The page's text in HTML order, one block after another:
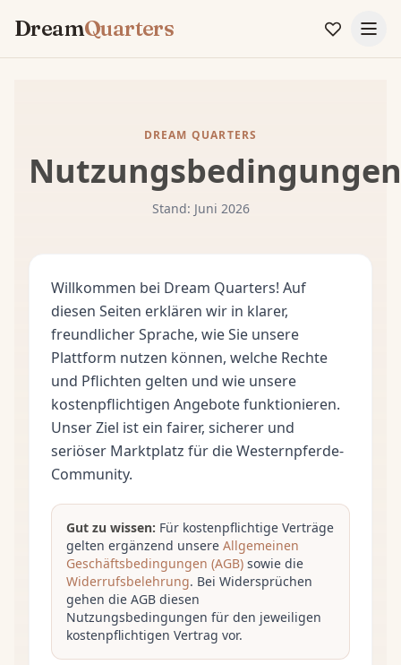
DreamQuarters
DREAM QUARTERS
Nutzungsbedingungen
Stand: Juni 2026
Willkommen bei Dream Quarters! Auf
diesen Seiten erklären wir in klarer,
freundlicher Sprache, wie Sie unsere
Plattform nutzen können, welche Rechte
und Pflichten gelten und wie unsere
kostenpflichtigen Angebote funktionieren.
Unser Ziel ist ein fairer, sicherer und
seriöser Marktplatz für die Westernpferde-
Community.
Gut zu wissen: Für kostenpflichtige Verträge
gelten ergänzend unsere Allgemeinen
Geschäftsbedingungen (AGB) sowie die
Widerrufsbelehrung. Bei Widersprüchen
gehen die AGB diesen
Nutzungsbedingungen für den jeweiligen
kostenpflichtigen Vertrag vor.